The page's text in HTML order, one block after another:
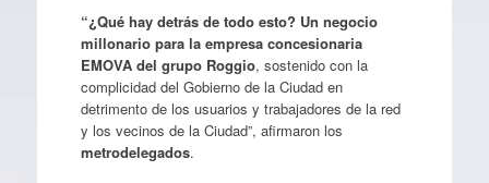
“¿Qué hay detrás de todo esto? Un negocio
millonario para la empresa concesionaria
EMOVA del grupo Roggio, sostenido con la
complicidad del Gobierno de la Ciudad en
detrimento de los usuarios y trabajadores de la red
y los vecinos de la Ciudad”, afirmaron los
metrodelegados.